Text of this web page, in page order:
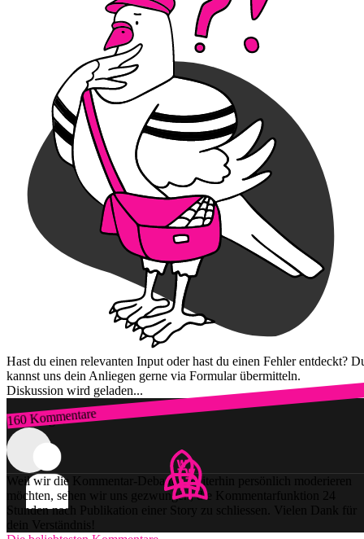
Hast du einen relevanten Input oder hast du einen Fehler entdeckt?
kannst uns dein Anliegen gerne via Formular übermitteln.
Diskussion wird geladen...
160 Kommentare
Zum Login
Weil wir die Kommentar-Debatten weiterhin persönlich moderieren
möchten, sehen wir uns gezwungen, die Kommentarfunktion 24
Stunden nach Publikation einer Story zu schliessen. Vielen Dank für
dein Verständnis!